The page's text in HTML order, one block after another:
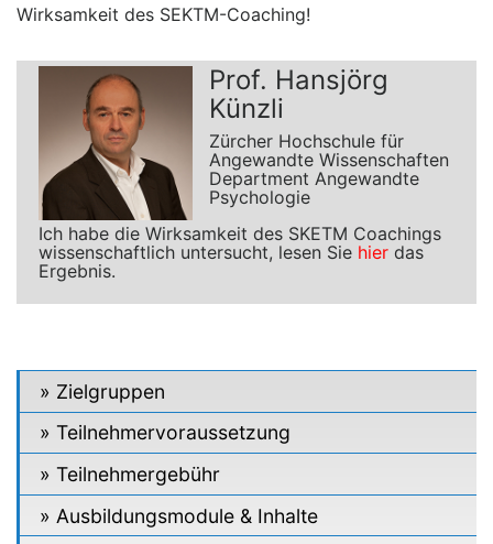
Wirksamkeit des SEKTM-Coaching!
Prof. Hansjörg
Künzli
Zürcher Hochschule für
Angewandte Wissenschaften
Department Angewandte
Psychologie
Ich habe die Wirksamkeit des SKETM Coachings
wissenschaftlich untersucht, lesen Sie hier das
Ergebnis.
Zielgruppen
Teilnehmervoraussetzung
Teilnehmergebühr
Ausbildungsmodule & Inhalte